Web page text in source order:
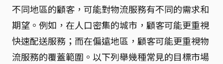
不同地區的顧客，可能對物流服務有不同的需求和
期望。例如，在人口密集的城市，顧客可能更重視
快速配送服務；而在偏遠地區，顧客可能更重視物
流服務的覆蓋範圍。以下列舉幾種常見的目標市場